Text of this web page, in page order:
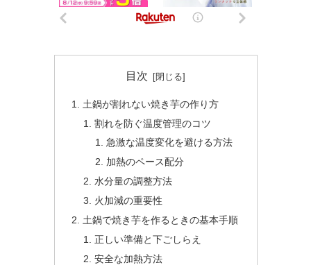
目次
土鍋が割れない焼き芋の作り方
割れを防ぐ温度管理のコツ
急激な温度変化を避ける方法
加熱のペース配分
水分量の調整方法
火加減の重要性
土鍋で焼き芋を作るときの基本手順
正しい準備と下ごしらえ
安全な加熱方法